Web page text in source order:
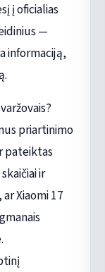
į oficialias
—
informaciją,
priartinimo
pateiktas
ir
Xiaomi 17